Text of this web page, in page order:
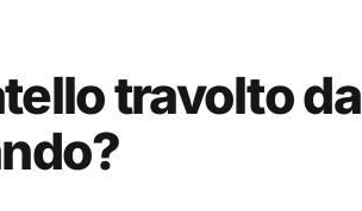
travolto da